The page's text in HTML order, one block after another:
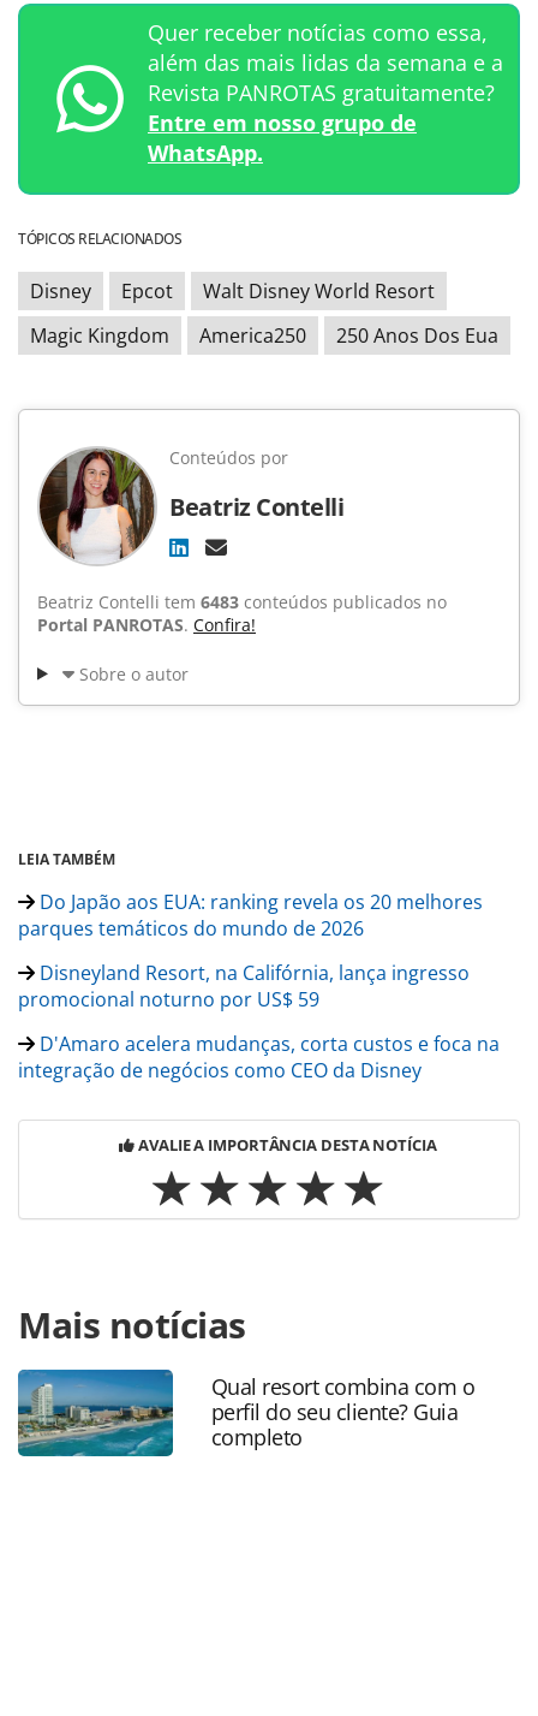
Quer receber notícias como essa,
além das mais lidas da semana e a
Revista PANROTAS gratuitamente?
Entre em nosso grupo de
WhatsApp.
TÓPICOS RELACIONADOS
Disney Epcot
Walt Disney World Resort
Magic Kingdom
America250 250 Anos Dos Eua
Conteúdos por
Beatriz Contelli
Beatriz Contelli tem 6483 conteúdos publicados no
Portal PANROTAS. Confira!
Sobre o autor
LEIA TAMBÉM
Do Japão aos EUA: ranking revela os 20 melhores
parques temáticos do mundo de 2026
Disneyland Resort, na Califórnia, lança ingresso
promocional noturno por US$ 59
D'Amaro acelera mudanças, corta custos e foca na
integração de negócios como CEO da Disney
AVALIE A IMPORTÂNCIA DESTA NOTÍCIA
https://www.panrotas.com.br/destinos/parques-
tematicos/2026/07/disney-celebra-os-250-anos-dos-eua-
com-programacao-especial-e-itens-exclusivos-
confira_229969.html ou as ferramentas oferecidas na
página. Todo o conteúdo produzido pela PANROTAS
Editora é protegido pela legislação brasileira sobre direito
Mais notícias
Qual resort combina com o
perfil do seu cliente? Guia
completo